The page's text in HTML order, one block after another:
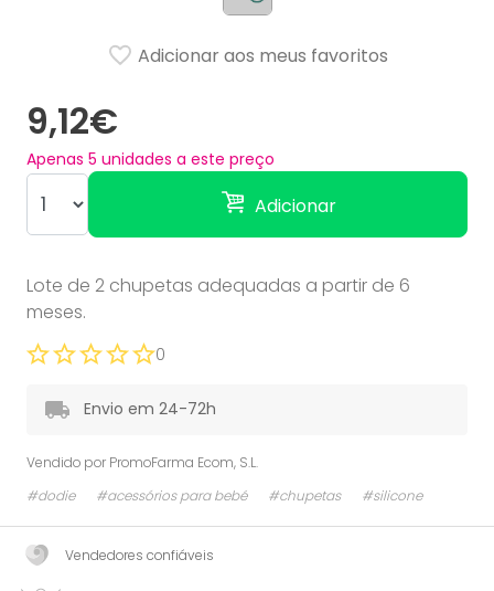
9,12€
Apenas 5 unidades a este preço
Adicionar
Adicionar aos meus favoritos
Lote de 2 chupetas adequadas a partir de 6
meses.
0
Envio em 24-72h
Vendido por PromoFarma Ecom, S.L.
#dodie
#acessórios para bebé #chupetas #silicone
Vendedores confiáveis